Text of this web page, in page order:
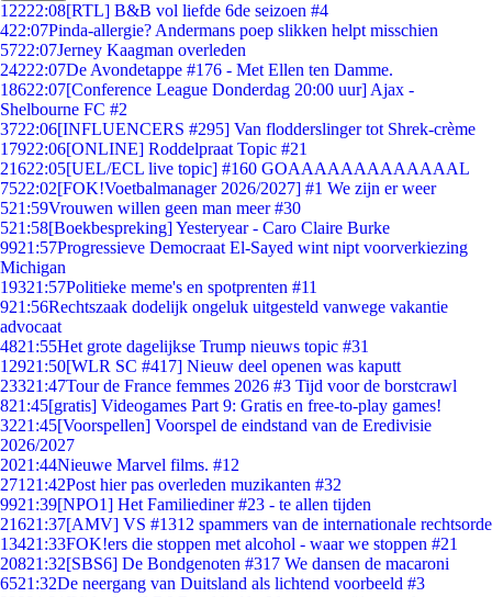
12222:08[RTL] B&B vol liefde 6de seizoen #4
422:07Pinda-allergie? Andermans poep slikken helpt misschien
5722:07Jerney Kaagman overleden
24222:07De Avondetappe #176 - Met Ellen ten Damme.
18622:07[Conference League Donderdag 20:00 uur] Ajax -
Shelbourne FC #2
3722:06[INFLUENCERS #295] Van flodderslinger tot Shrek-crème
17922:06[ONLINE] Roddelpraat Topic #21
21622:05[UEL/ECL live topic] #160 GOAAAAAAAAAAAAAL
7522:02[FOK!Voetbalmanager 2026/2027] #1 We zijn er weer
521:59Vrouwen willen geen man meer #30
521:58[Boekbespreking] Yesteryear - Caro Claire Burke
9921:57Progressieve Democraat El-Sayed wint nipt voorverkiezing
Michigan
19321:57Politieke meme's en spotprenten #11
921:56Rechtszaak dodelijk ongeluk uitgesteld vanwege vakantie
advocaat
4821:55Het grote dagelijkse Trump nieuws topic #31
12921:50[WLR SC #417] Nieuw deel openen was kaputt
23321:47Tour de France femmes 2026 #3 Tijd voor de borstcrawl
821:45[gratis] Videogames Part 9: Gratis en free-to-play games!
3221:45[Voorspellen] Voorspel de eindstand van de Eredivisie
2026/2027
2021:44Nieuwe Marvel films. #12
271 21:42Post hier pas overleden muzikanten #32
9921:39[NPO1] Het Familiediner #23 - te allen tijden
21621:37[AMV] VS #1312 spammers van de internationale rechtsorde
13421:33FOK!ers die stoppen met alcohol - waar we stoppen #21
20821:32[SBS6] De Bondgenoten #317 We dansen de macaroni
6521:32De neergang van Duitsland als lichtend voorbeeld #3